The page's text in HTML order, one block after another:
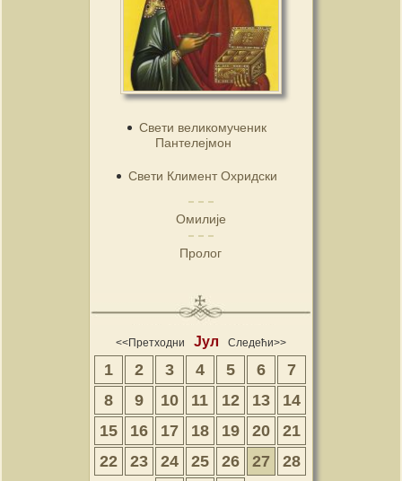
Свети великомученик
Пантелејмон
Свети Климент Охридски
Омилије
Пролог
<<Претходни Јул Следећи>>
1 2 3 4 5 6
7
8
9 10 11 12 13
14
15
16 17 18 19 20
21
22
23 24 25 26 27
28